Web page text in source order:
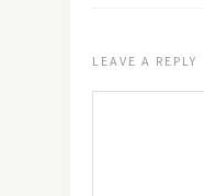
LEAVE A REPLY